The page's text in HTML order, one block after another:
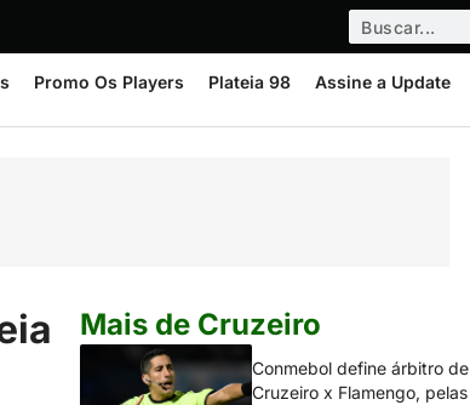
Promo Os Players Plateia 98 Assine a Update
Mais de Cruzeiro
Conmebol define árbitro de
Cruzeiro x Flamengo, pelas